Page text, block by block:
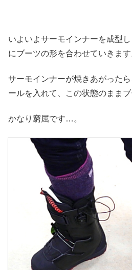
いよいよサーモインナーを成型
にブーツの形を合わせていきます
サーモインナーが焼きあがった
ールを入れて、この状態のままブ
かなり窮屈です…。